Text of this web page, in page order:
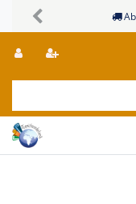
Ab 59,99€
Previous